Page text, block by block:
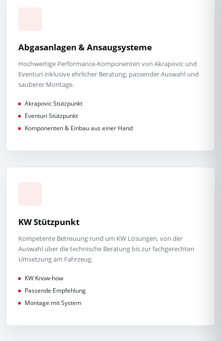
Abgasanlagen & Ansaugsysteme
Hochwertige Performance-Komponenten von Akrapovic und
Eventuri inklusive ehrlicher Beratung, passender Auswahl und
sauberer Montage.
Akrapovic Stützpunkt
Eventuri Stützpunkt
Komponenten & Einbau aus einer Hand
KW Stützpunkt
Kompetente Betreuung rund um KW Lösungen, von der
Auswahl über die technische Beratung bis zur fachgerechten
Umsetzung am Fahrzeug.
KW Know-how
Passende Empfehlung
Montage mit System